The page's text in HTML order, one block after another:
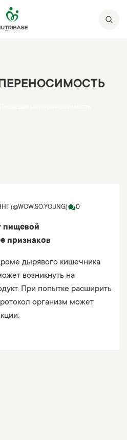
(@WOW.SO.YOUNG) 0
пищевой
признаков
дырявого кишечника
возникнуть на
При попытке расширить
организм может